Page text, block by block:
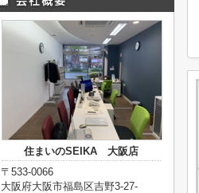
住まいのSEIKA 大阪店
〒533-0066
大阪府大阪市福島区吉野3-27-